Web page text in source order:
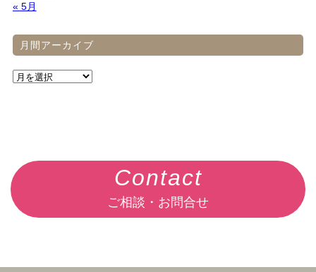
« 5月
月間アーカイブ
Contact
ご相談・お問合せ